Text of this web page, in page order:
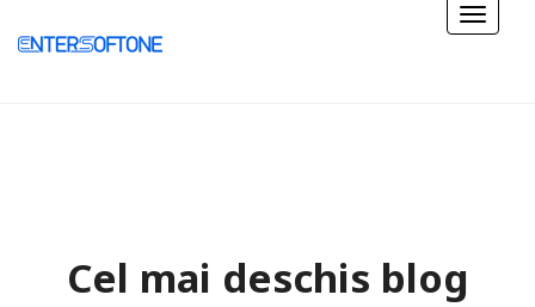
Cel mai deschis blog